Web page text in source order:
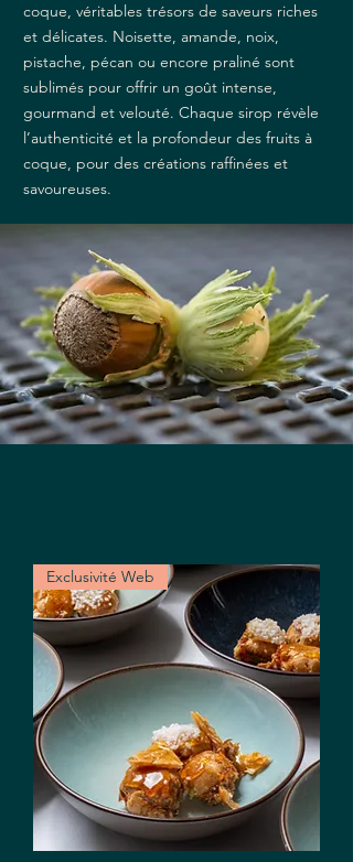
coque, véritables trésors de saveurs riches
et délicates. Noisette, amande, noix,
pistache, pécan ou encore praliné sont
sublimés pour offrir un goût intense,
gourmand et velouté. Chaque sirop révèle
l’authenticité et la profondeur des fruits à
coque, pour des créations raffinées et
savoureuses.
Exclusivité Web